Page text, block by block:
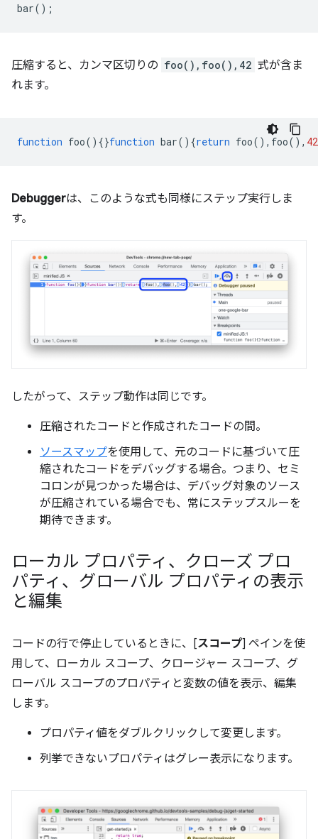
bar();
圧縮すると、カンマ区切りの foo(),foo(),42 式が含ま
れます。
function foo(){}function bar(){return foo(), foo(), 42
Debuggerは、このような式も同様にステップ実行しま
す。
したがって、ステップ動作は同じです。
圧縮されたコードと作成されたコードの間。
ソースマップを使用して、元のコードに基づいて圧
縮されたコードをデバッグする場合。つまり、セミ
コロンが見つかった場合は、デバッグ対象のソース
が圧縮されている場合でも、常にステップスルーを
期待できます。
ローカル プロパティ、クローズ プロ
パティ、グローバル プロパティの表示
と編集
コードの行で停止しているときに、[スコープ] ペインを使
用して、ローカル スコープ、クロージャー スコープ、グ
ローバル スコープのプロパティと変数の値を表示、編集
します。
プロパティ値をダブルクリックして変更します。
列挙できないプロパティはグレー表示になります。